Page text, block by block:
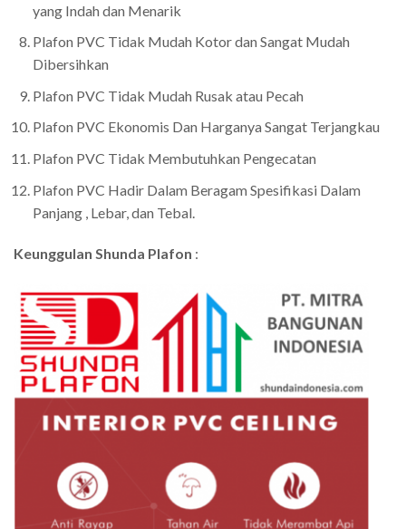
yang Indah dan Menarik
Plafon PVC Tidak Mudah Kotor dan Sangat Mudah
Dibersihkan
Plafon PVC Tidak Mudah Rusak atau Pecah
Plafon PVC Ekonomis Dan Harganya Sangat Terjangkau
Plafon PVC Tidak Membutuhkan Pengecatan
Plafon PVC Hadir Dalam Beragam Spesifikasi Dalam
Panjang , Lebar, dan Tebal.
Keunggulan Shunda Plafon :